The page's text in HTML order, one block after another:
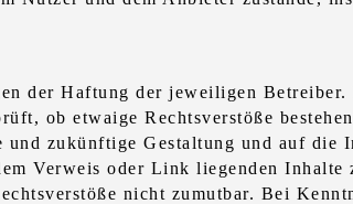
der Haftung der jeweiligen Betreiber.
ob etwaige Rechtsverstöße
zukünftige Gestaltung und auf die
Verweis oder Link liegenden Inhalte
nicht zumutbar. Bei